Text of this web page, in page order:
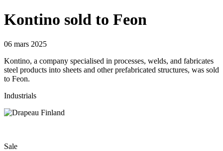
Kontino sold to Feon
06 mars 2025
Kontino, a company specialised in processes, welds, and fabricates
steel products into sheets and other prefabricated structures, was sold
to Feon.
Industrials
Sale